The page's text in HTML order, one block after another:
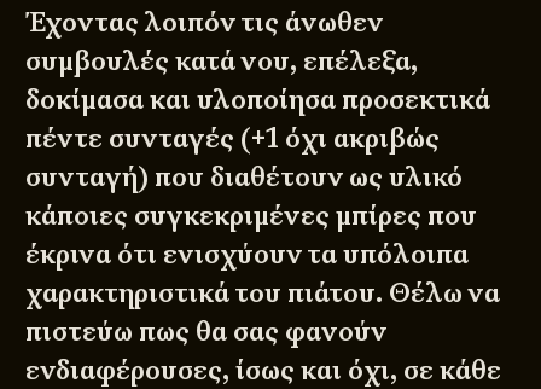
Έχοντας λοιπόν τις άνωθεν
συμβουλές κατά νου, επέλεξα,
δοκίμασα και υλοποίησα προσεκτικά
πέντε συνταγές (+1 όχι ακριβώς
συνταγή) που διαθέτουν ως υλικό
κάποιες συγκεκριμένες μπίρες που
έκρινα ότι ενισχύουν τα υπόλοιπα
χαρακτηριστικά του πιάτου. Θέλω να
πιστεύω πως θα σας φανούν
ενδιαφέρουσες, ίσως και όχι, σε κάθε